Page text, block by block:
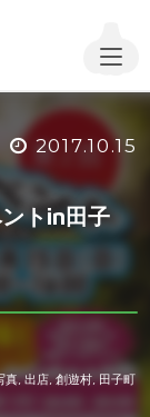
2017.10.15
トin田子
真, 出店, 創遊村, 田子町